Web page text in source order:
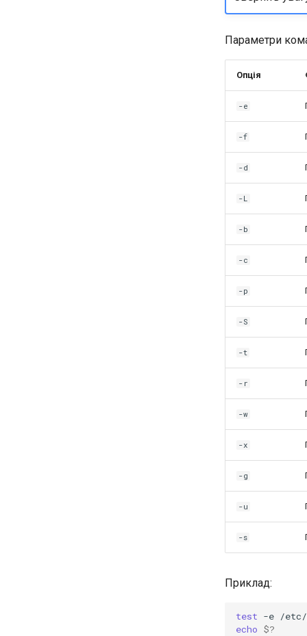
Параметри
Опція
-e
-f
-d
-L
-b
-c
-p
-S
-t
-r
-w
-x
-g
-u
-s
Приклад:
test -e
echo $?